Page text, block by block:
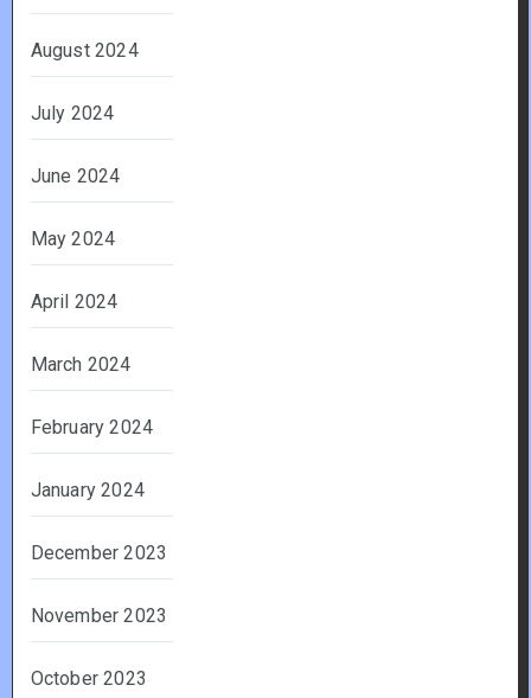
August 2024
July 2024
June 2024
May 2024
April 2024
March 2024
February 2024
January 2024
December 2023
November 2023
October 2023